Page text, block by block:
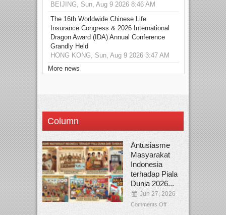
BEIJING, Sun, Aug 9 2026 8:46 AM
The 16th Worldwide Chinese Life
Insurance Congress & 2026 International
Dragon Award (IDA) Annual Conference
Grandly Held
HONG KONG, Sun, Aug 9 2026 3:47 AM
More news
Column
Antusiasme
Masyarakat
Indonesia
terhadap Piala
Dunia 2026...
Jun 27, 2026
Comments Off